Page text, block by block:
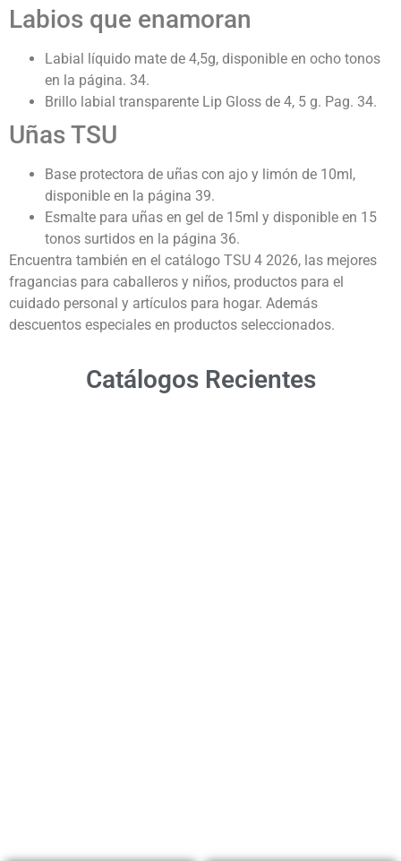
Labios que enamoran
Labial líquido mate de 4,5g, disponible en ocho tonos
en la página. 34.
Brillo labial transparente Lip Gloss de 4, 5 g. Pag. 34.
Uñas TSU
Base protectora de uñas con ajo y limón de 10ml,
disponible en la página 39.
Esmalte para uñas en gel de 15ml y disponible en 15
tonos surtidos en la página 36.
Encuentra también en el catálogo TSU 4 2026, las mejores
fragancias para caballeros y niños, productos para el
cuidado personal y artículos para hogar. Además
descuentos especiales en productos seleccionados.
Catálogos Recientes